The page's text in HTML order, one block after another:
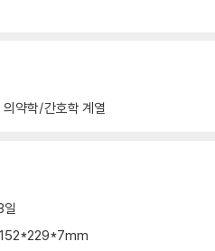
의약학/간호학 계열
일